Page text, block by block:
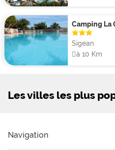
Camping La
Sigean
à 10 Km
Les villes les plus
Navigation